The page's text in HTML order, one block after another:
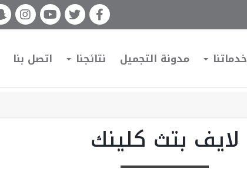
خدماتنا مدونة التجميل نتائجنا اتصل بنا
لايف بتث كلينك